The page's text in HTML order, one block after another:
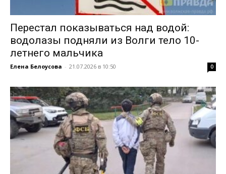
Перестал показываться над водой:
водолазы подняли из Волги тело 10-
летнего мальчика
Елена Белоусова - 21.07.2026 в 10:50 0